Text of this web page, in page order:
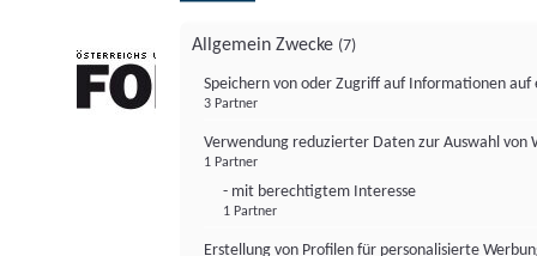
Allgemein Zwecke (7)
Speichern von oder Zugriff auf Informationen auf
3 Partner
Verwendung reduzierter Daten zur Auswahl von
1 Partner
- mit berechtigtem Interesse
1 Partner
Erstellung von Profilen für personalisierte
FONDS professionell